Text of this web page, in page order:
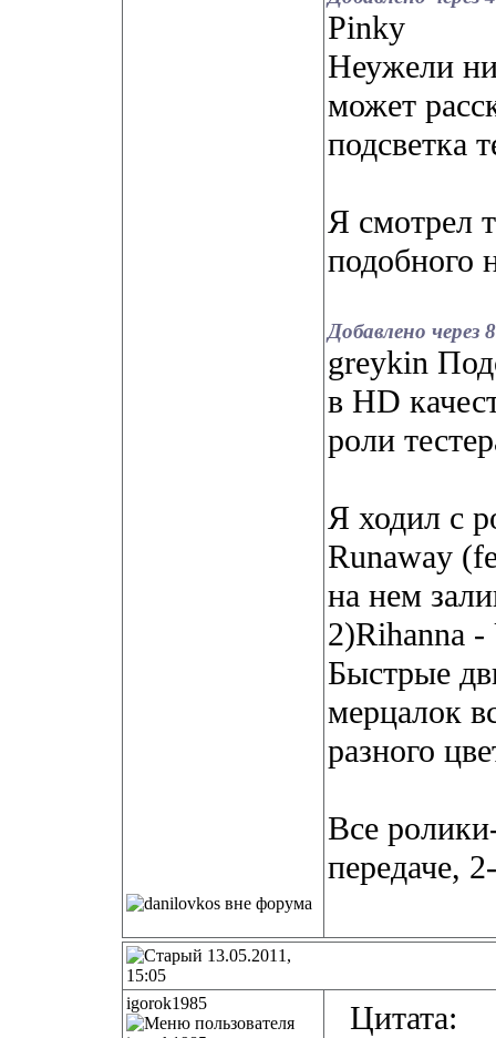
Pinky
Неужели
может
подсветка
Я смотрел
подобного
Добавлено через
greykin
в HD
роли
Я ходил с
Runaway
на нем
2)Rihanna
Быстрые
мерцалок
разного
Все
передаче,
13.05.2011,
15:05
igorok1985
Цитата: